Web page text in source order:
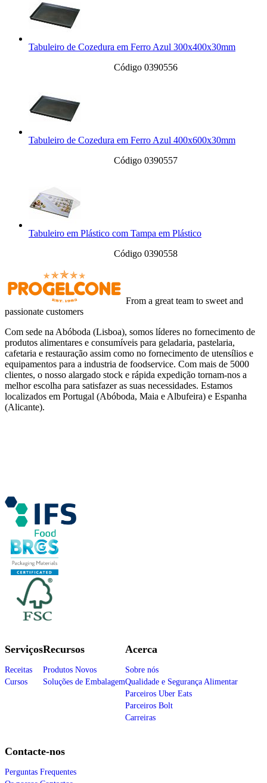
Tabuleiro de Cozedura em Ferro Azul 300x400x30mm
Código 0390556
Tabuleiro de Cozedura em Ferro Azul 400x600x30mm
Código 0390557
Tabuleiro em Plástico com Tampa em Plástico
Código 0390558
From a great team to sweet and
passionate customers
Com sede na Abóboda (Lisboa), somos líderes no fornecimento de
produtos alimentares e consumíveis para geladaria, pastelaria,
cafetaria e restauração assim como no fornecimento de utensílios e
equipamentos para a industria de foodservice. Com mais de 5000
clientes, o nosso alargado stock e rápida expedição tornam-nos a
melhor escolha para satisfazer as suas necessidades. Estamos
localizados em Portugal (Abóboda, Maia e Albufeira) e Espanha
(Alicante).
Serviços
Receitas
Cursos
Recursos
Produtos Novos
Soluções de Embalagem
Acerca
Sobre nós
Qualidade e Segurança Alimentar
Parceiros Uber Eats
Parceiros Bolt
Carreiras
Contacte-nos
Perguntas Frequentes